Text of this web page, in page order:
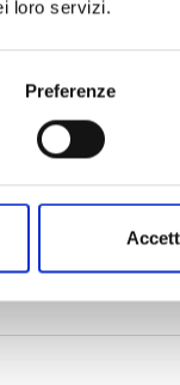
loro servizi.
Preferenze